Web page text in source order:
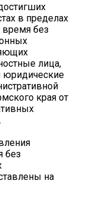
в пределах
время без
лица,
юридические
края от
без
на